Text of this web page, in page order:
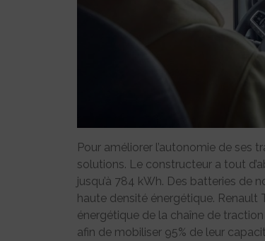
Pour améliorer l’autonomie de ses
solutions. Le constructeur a tout
jusqu’à 784 kWh. Des batteries de
haute densité énergétique. Renault
énergétique de la chaîne de
afin de mobiliser 95% de leur